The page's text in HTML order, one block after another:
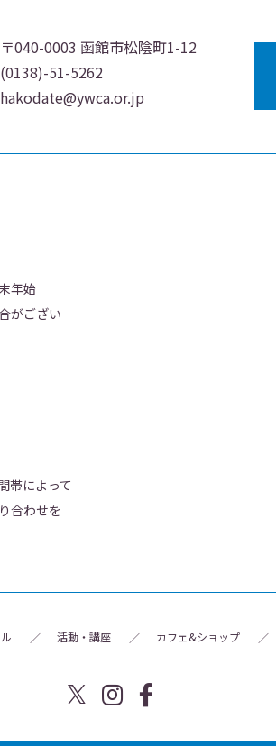
〒040-0003 函館市松陰町1-12
(0138)-51-5262
hakodate@ywca.or.jp
年始
がござい
帯によって
合わせを
活動・講座 カフェ&ショップ